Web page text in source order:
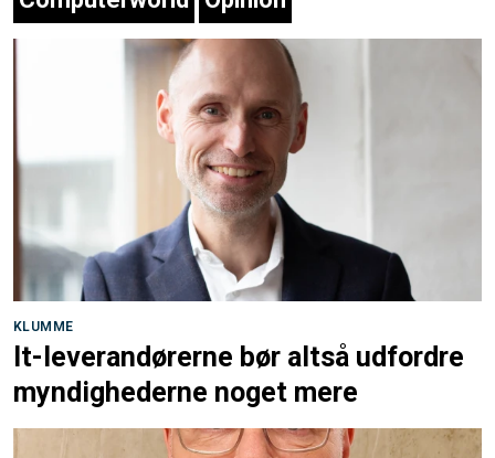
KLUMME
It-leverandørerne bør altså udfordre
myndighederne noget mere